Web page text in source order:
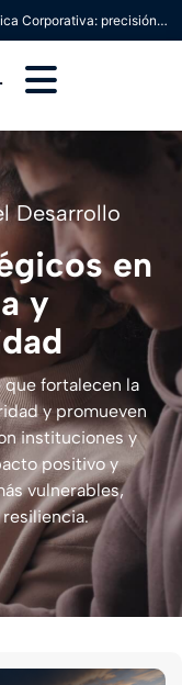
I»Inteligencia Corporativa e Inteligencia Estratégica Corporativa: precisión conceptual para la toma de decisiones»
Desarrollo
en
y
que fortalecen la
y promueven
instituciones y
positivo y
vulnerables,